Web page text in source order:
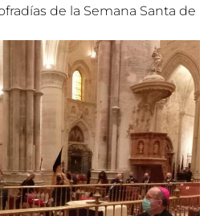
de la Semana Santa de